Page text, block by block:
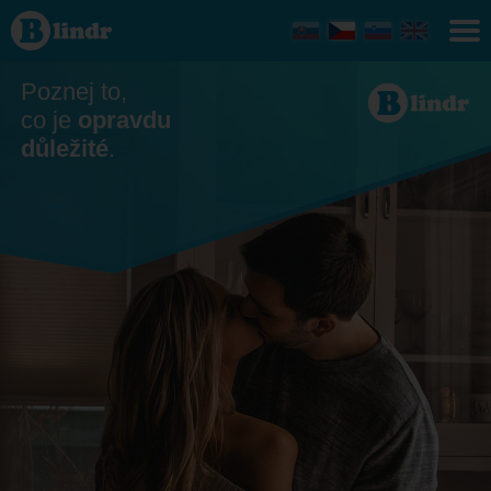
Seznamka
- On
hledá ji
Poznej to,
co je opravdu
důležité.